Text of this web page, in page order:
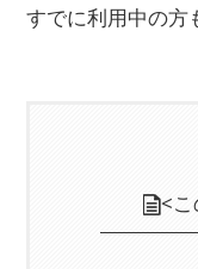
すでに利用中の方
<